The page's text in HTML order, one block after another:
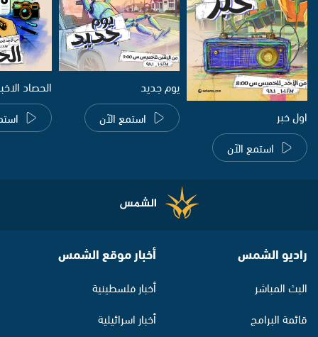
اول خبر
استمع الآن
يوم جديد
استمع الآن
الحصاد
راديو الشمس
البث المباشر
قائمة البرامج
أخبار موقع الشمس
أخبار فلسطينية
أخبار اسرائيلية